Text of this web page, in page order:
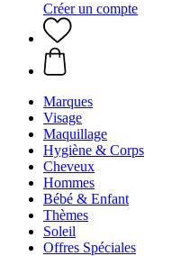
Créer un compte
Marques
Visage
Maquillage
Hygiène & Corps
Cheveux
Hommes
Bébé & Enfant
Thèmes
Soleil
Offres Spéciales